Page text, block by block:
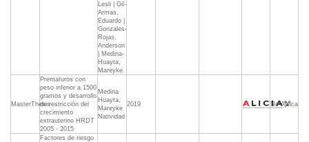
Lesli | Gil-
Armas,
Eduardo |
Gonzales-
Rojas,
Anderson
| Medina-
Huayta,
Mareyke
MasterThesis
Prematuros con
peso inferior a 1500
gramos y desarrollo
de restricción del
crecimiento
extrauterino HRDT
2005 - 2015
Medina
Huayta,
Mareyke
Natividad
2019 No Aplica
Factores de riesgo